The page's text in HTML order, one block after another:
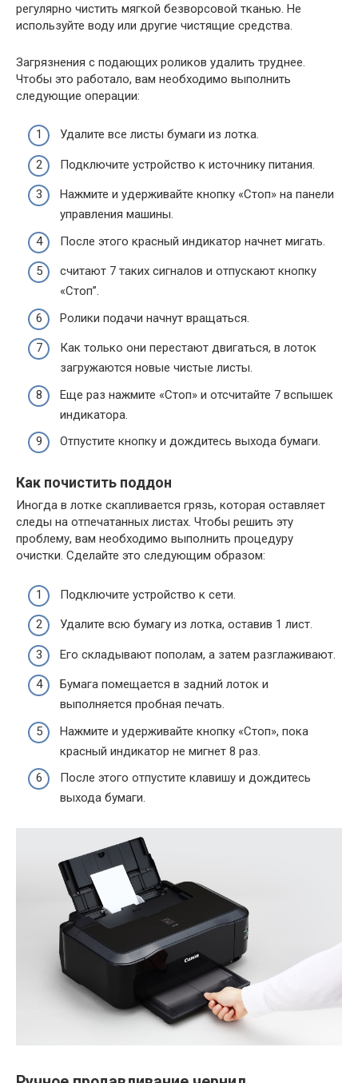
регулярно чистить мягкой безворсовой тканью. Не
используйте воду или другие чистящие средства.
Загрязнения с подающих роликов удалить труднее.
Чтобы это работало, вам необходимо выполнить
следующие операции:
Удалите все листы бумаги из лотка.
Подключите устройство к источнику питания.
Нажмите и удерживайте кнопку «Стоп» на панели
управления машины.
После этого красный индикатор начнет мигать.
считают 7 таких сигналов и отпускают кнопку
«Стоп”.
Ролики подачи начнут вращаться.
Как только они перестают двигаться, в лоток
загружаются новые чистые листы.
Еще раз нажмите «Стоп» и отсчитайте 7 вспышек
индикатора.
Отпустите кнопку и дождитесь выхода бумаги.
Как почистить поддон
Иногда в лотке скапливается грязь, которая оставляет
следы на отпечатанных листах. Чтобы решить эту
проблему, вам необходимо выполнить процедуру
очистки. Сделайте это следующим образом:
Подключите устройство к сети.
Удалите всю бумагу из лотка, оставив 1 лист.
Его складывают пополам, а затем разглаживают.
Бумага помещается в задний лоток и
выполняется пробная печать.
Нажмите и удерживайте кнопку «Стоп», пока
красный индикатор не мигнет 8 раз.
После этого отпустите клавишу и дождитесь
выхода бумаги.